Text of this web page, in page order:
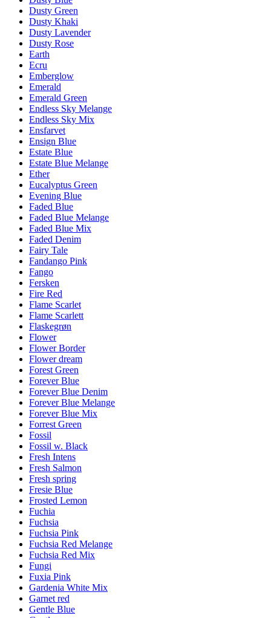
Dusty Green
Dusty Khaki
Dusty Lavender
Dusty Rose
Earth
Ecru
Emberglow
Emerald
Emerald Green
Endless Sky Melange
Endless Sky Mix
Ensfarvet
Ensign Blue
Estate Blue
Estate Blue Melange
Ether
Eucalyptus Green
Evening Blue
Faded Blue
Faded Blue Melange
Faded Blue Mix
Faded Denim
Fairy Tale
Fandango Pink
Fango
Fersken
Fire Red
Flame Scarlet
Flame Scarlett
Flaskegrøn
Flower
Flower Border
Flower dream
Forest Green
Forever Blue
Forever Blue Denim
Forever Blue Melange
Forever Blue Mix
Forrest Green
Fossil
Fossil w. Black
Fresh Intens
Fresh Salmon
Fresh spring
Fresie Blue
Frosted Lemon
Fuchia
Fuchsia
Fuchsia Pink
Fuchsia Red Melange
Fuchsia Red Mix
Fungi
Fuxia Pink
Gardenia White Mix
Garnet red
Gentle Blue